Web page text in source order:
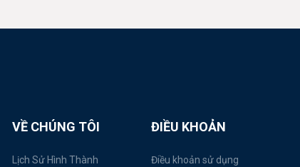
VỀ CHÚNG TÔI
Lịch Sử Hình Thành
ĐIỀU KHOẢN
Điều khoản sử dụng